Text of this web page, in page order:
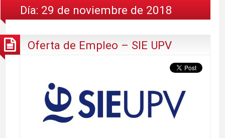
Día: 29 de noviembre de 2018
Oferta de Empleo – SIE UPV